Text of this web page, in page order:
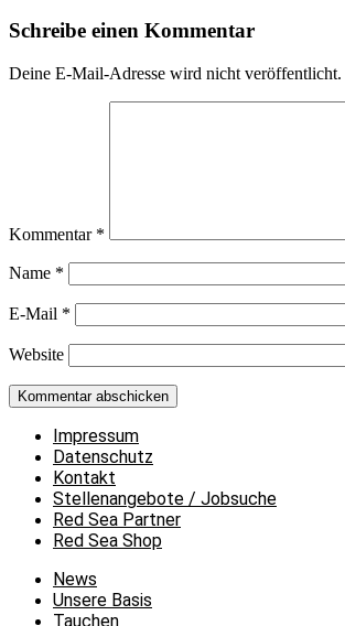
Schreibe einen Kommentar
Deine E-Mail-Adresse wird nicht veröffentlicht.
Kommentar *
Name *
E-Mail *
Website
Impressum
Datenschutz
Kontakt
Stellenangebote / Jobsuche
Red Sea Partner
Red Sea Shop
News
Unsere Basis
Tauchen